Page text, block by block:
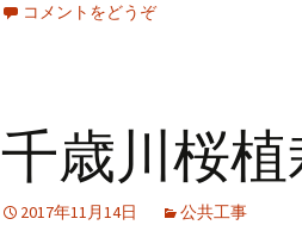
コメントをどうぞ
千歳川桜
2017年11月14日 公共工事